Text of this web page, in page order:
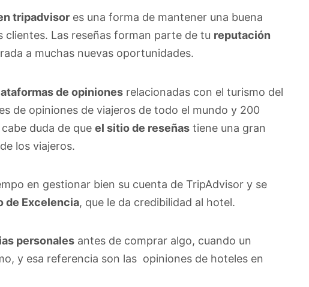
tripadvisor es una forma de mantener una buena
Las reseñas forman parte de tu reputación
a muchas nuevas oportunidades.
de opiniones relacionadas con el turismo del
de opiniones de viajeros de todo el mundo y 200
duda de que el sitio de reseñas tiene una gran
de los viajeros.
en gestionar bien su cuenta de TripAdvisor y se
de Excelencia, que le da credibilidad al hotel.
personales antes de comprar algo, cuando un
y esa referencia son las opiniones de hoteles en